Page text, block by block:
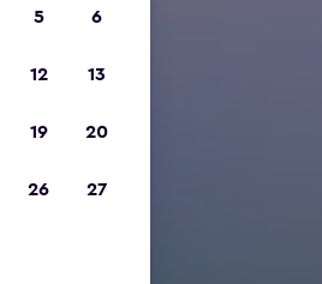
5 6
12 13
19 20
26 27